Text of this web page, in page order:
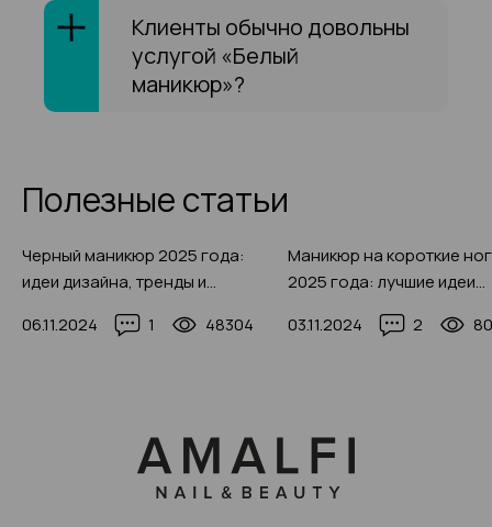
Клиенты обычно довольны
услугой «Белый
маникюр»?
Полезные статьи
Черный маникюр 2025 года:
идеи дизайна, тренды и
06.11.2024 1 48304
Маникюр на короткие
2025 года: лучшие идеи
200+ фото
03.11.2024 2